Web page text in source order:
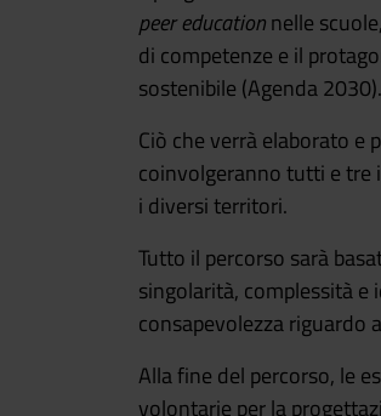
peer educationnelle
di competenze e il
sostenibile (Agenda 2030).
Ciò che verrà elaborato
coinvolgeranno tutti e tre
i diversi territori.
Tutto il percorso sarà
singolarità, complessità
consapevolezza riguardo
Alla fine del percorso, le
volontarie per la